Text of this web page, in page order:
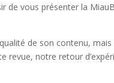
de vous présenter la
de son contenu, mais
revue, notre retour